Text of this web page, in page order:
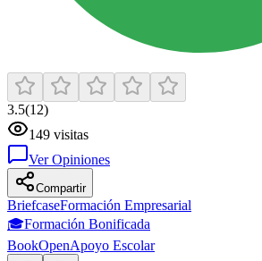
3.5(12)
149 visitas
Ver Opiniones
Compartir
BriefcaseFormación Empresarial
🎓Formación Bonificada
BookOpenApoyo Escolar